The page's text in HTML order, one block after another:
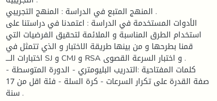
المنهج المتبع في الدراسة : المنهج التجريبي .
الأدوات المستخدمة في الدراسة : اعتمدنا في دراستنا على
استخدام الطرق المناسبة و الملائمة لتحقيق الفرضيات التي
قمنا بطرحها و من بينها طريقة الاختبار و الذي تتمثل في
اختبارات الـــ SJ و CMJ و RSA و اختبار السرعة القصوى .
كلمات المفتاحية :التدريب البليومتري - الدورة المتوسطة -
صفة القدرة على تكرار السرعات - كرة السلة - فئة اقل من 17
سنة .